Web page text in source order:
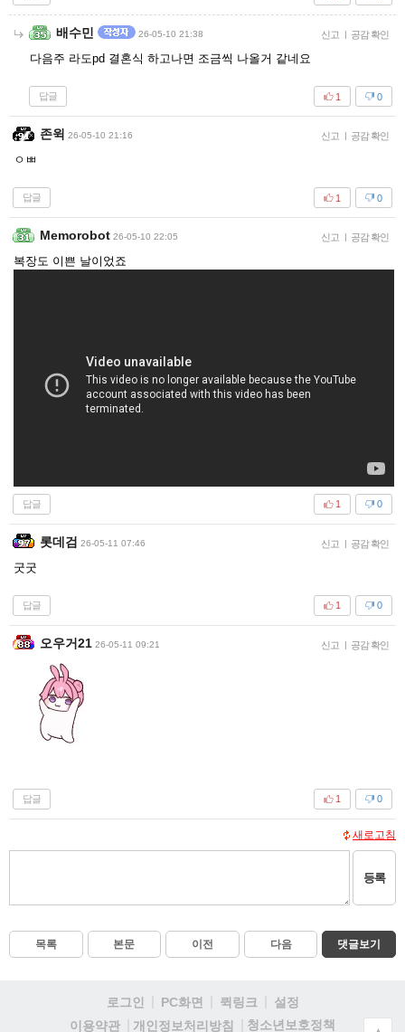
배수민 26-05-10 21:38 신고 | 공감 확인
다음주 라도pd 결혼식 하고나면 조금씩 나올거 같네요
답글 0
1
존윅 26-05-10 21:16 신고 | 공감 확인
ㅇㅃ
답글 0
1
Memorobot 26-05-10 22:05 신고 | 공감 확인
복장도 이쁜 날이었죠
답글 0
1
롯데검 26-05-11 07:46 신고 | 공감 확인
굿굿
답글 0
1
오우거21 26-05-11 09:21 신고 | 공감 확인
답글 0
1
새로고침
등록
목록 본문 이전 다음 댓글보기
로그인 PC화면 퀵링크
설정
이용약관
개인정보처리방침 청소년보호정책